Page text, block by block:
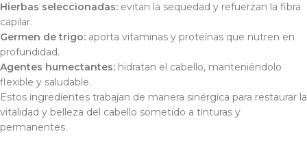
Hierbas seleccionadas: evitan la sequedad y refuerzan la fibra
capilar.
Germen de trigo: aporta vitaminas y proteínas que nutren en
profundidad.
Agentes humectantes: hidratan el cabello, manteniéndolo
flexible y saludable.
Estos ingredientes trabajan de manera sinérgica para restaurar la
vitalidad y belleza del cabello sometido a tinturas y
permanentes.